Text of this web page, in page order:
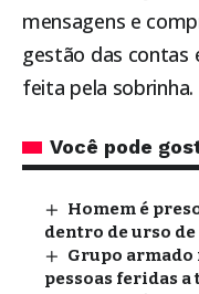
mensagens e
gestão das contas
feita pela sobrinha.
Você pode
Homem é
dentro de urso
Grupo armado
pessoas feridas